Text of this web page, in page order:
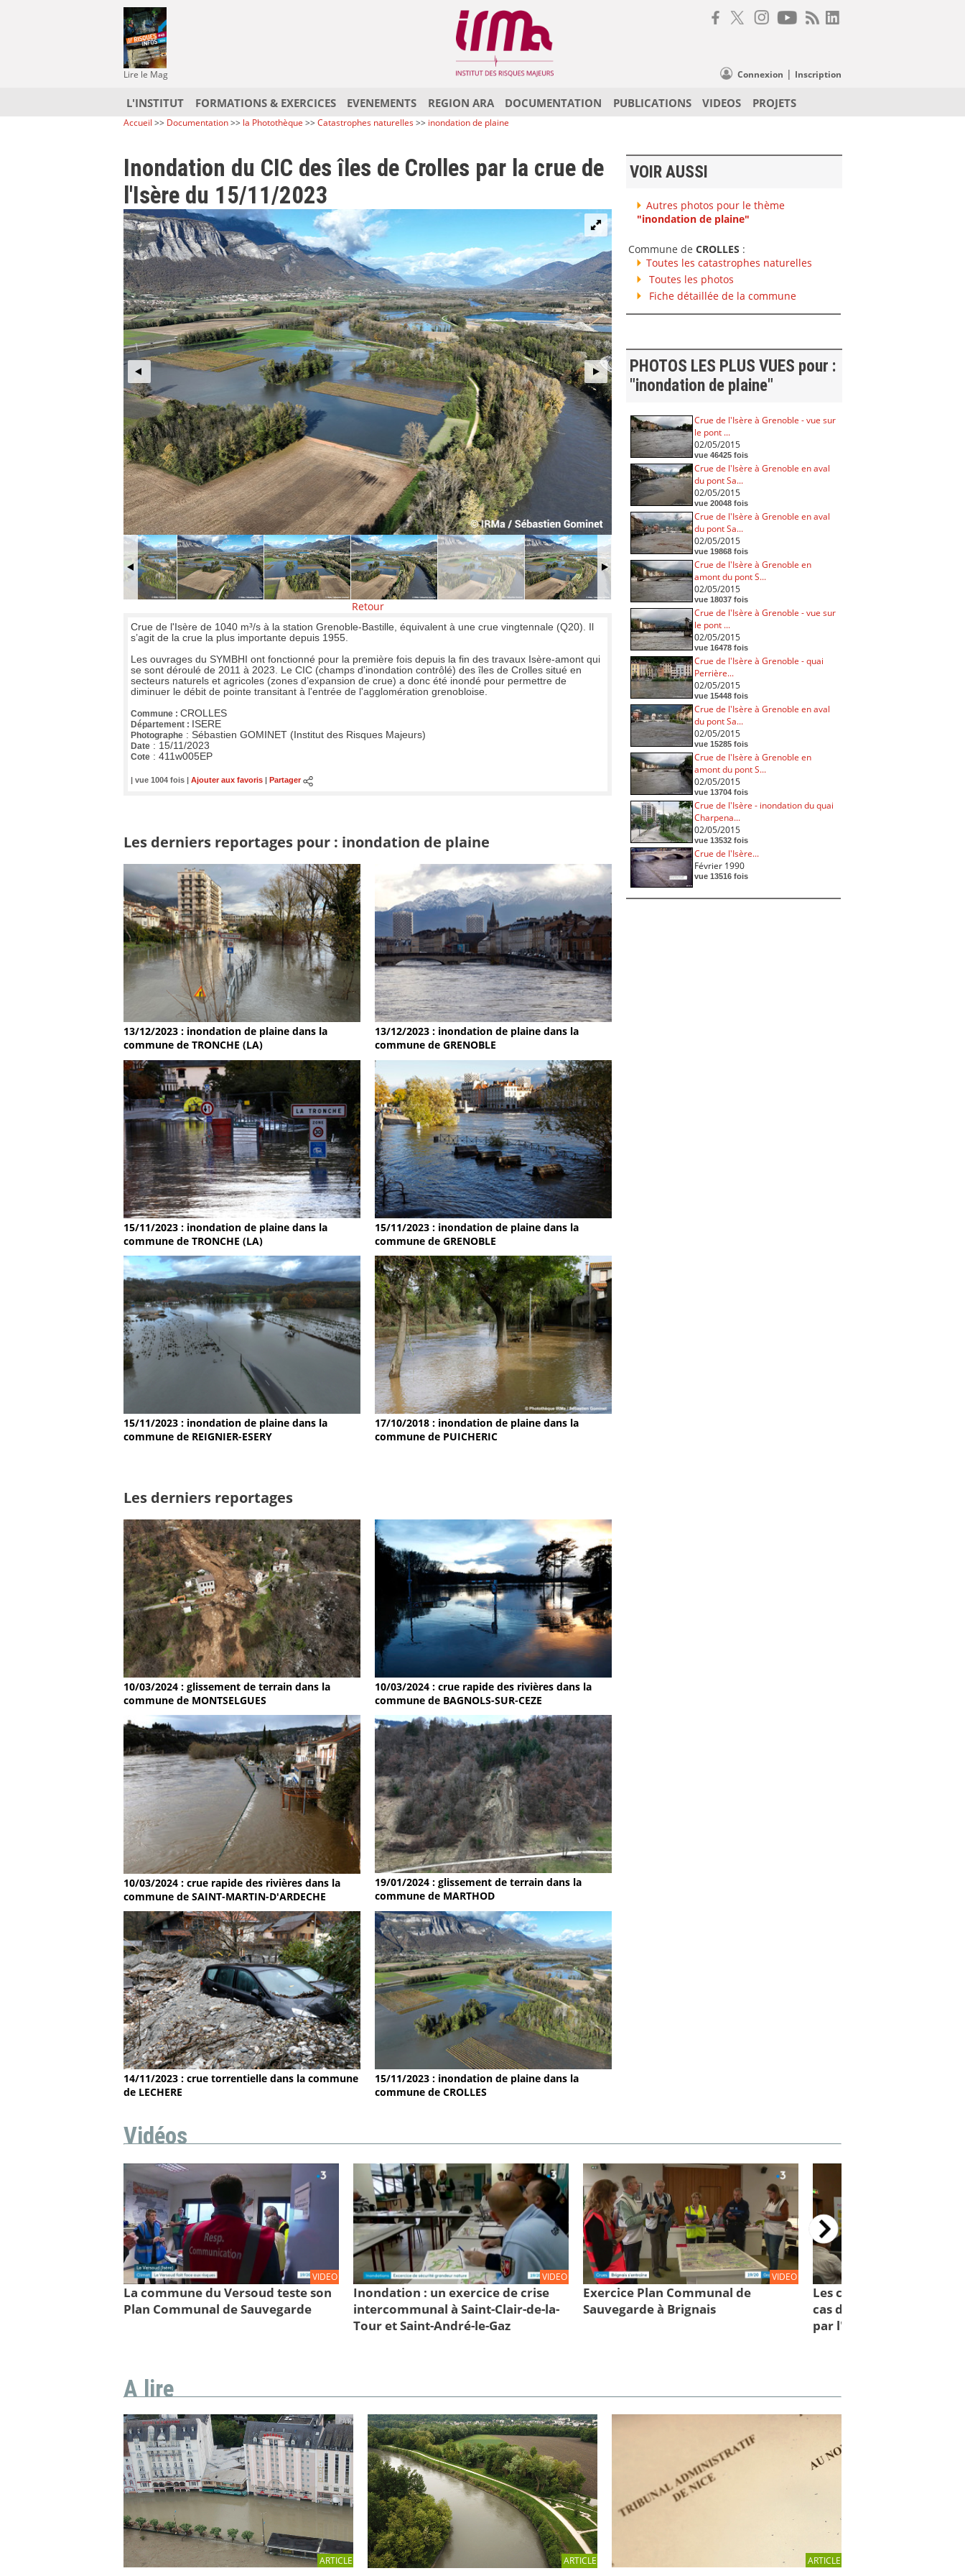
Lire le Mag Connexion | Inscription
L'INSTITUT FORMATIONS & EXERCICES EVENEMENTS REGION ARA DOCUMENTATION PUBLICATIONS VIDEOS PROJETS
Accueil >> Documentation>> la Photothèque >>Catastrophes naturelles>> inondation de plaine
Inondation du CIC des îles de Crolles par la crue de
l'Isère du 15/11/2023
Retour
Crue de l'Isère de 1040 m³/s à la station Grenoble-Bastille, équivalent à une crue vingtennale (Q20). Il
s’agit de la crue la plus importante depuis 1955.
Les ouvrages du SYMBHI ont fonctionné pour la première fois depuis la fin des travaux Isère-amont qui
se sont déroulé de 2011 à 2023. Le CIC (champs d'inondation contrôlé) des îles de Crolles situé en
secteurs naturels et agricoles (zones d’expansion de crue) a donc été inondé pour permettre de
diminuer le débit de pointe transitant à l'entrée de l'agglomération grenobloise.
Commune : CROLLES
Département : ISERE
Photographe : Sébastien GOMINET (Institut des Risques Majeurs)
Date : 15/11/2023
Cote : 411w005EP
| vue 1004 fois | Ajouter aux favoris Partager
Les derniers reportages pour : inondation de plaine
13/12/2023 : inondation de plaine dans la
commune de TRONCHE (LA)
13/12/2023 : inondation de plaine dans la
commune de GRENOBLE
15/11/2023 : inondation de plaine dans la
commune de TRONCHE (LA)
15/11/2023 : inondation de plaine dans la
commune de GRENOBLE
15/11/2023 : inondation de plaine dans la
commune de REIGNIER-ESERY
17/10/2018 : inondation de plaine dans la
commune de PUICHERIC
Les derniers reportages
10/03/2024 : glissement de terrain dans la
commune de MONTSELGUES
10/03/2024 : crue rapide des rivières dans la
commune de BAGNOLS-SUR-CEZE
10/03/2024 : crue rapide des rivières dans la
commune de SAINT-MARTIN-D'ARDECHE
19/01/2024 : glissement de terrain dans la
commune de MARTHOD
14/11/2023 : crue torrentielle dans la commune
de LECHERE
15/11/2023 : inondation de plaine dans la
commune de CROLLES
VOIR AUSSI
Autres photos pour le thème
"inondation de plaine"
Commune de CROLLES :
Toutes les catastrophes naturelles
Toutes les photos
Fiche détaillée de la commune
PHOTOS LES PLUS VUES pour :
"inondation de plaine"
Crue de l'Isère à Grenoble - vue sur
le pont ...
02/05/2015
vue 46425 fois
Crue de l'Isère à Grenoble en aval
du pont Sa...
02/05/2015
vue 20048 fois
Crue de l'Isère à Grenoble en aval
du pont Sa...
02/05/2015
vue 19868 fois
Crue de l'Isère à Grenoble en
amont du pont S...
02/05/2015
vue 18037 fois
Crue de l'Isère à Grenoble - vue sur
le pont ...
02/05/2015
vue 16478 fois
Crue de l'Isère à Grenoble - quai
Perrière...
02/05/2015
vue 15448 fois
Crue de l'Isère à Grenoble en aval
du pont Sa...
02/05/2015
vue 15285 fois
Crue de l'Isère à Grenoble en
amont du pont S...
02/05/2015
vue 13704 fois
Crue de l'Isère - inondation du quai
Charpena...
02/05/2015
vue 13532 fois
Crue de l'Isère...
Février 1990
vue 13516 fois
Vidéos
VIDEO
La commune du Versoud teste son
Plan Communal de Sauvegarde
VIDEO
Inondation : un exercice de crise
intercommunal à Saint-Clair-de-la-
Tour et Saint-André-le-Gaz
VIDEO
Exercice Plan Communal de
Sauvegarde à Brignais
Les comportements à
cas d'inondations : des
par l'IRMa et la mission
A lire
ARTICLE ARTICLE ARTICLE